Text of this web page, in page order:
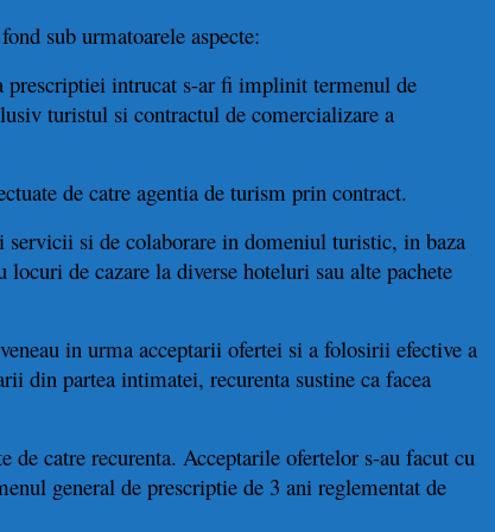
sub urmatoarele aspecte:
prescriptiei intrucat s-ar fi implinit termenul de
turistul si contractul de comercializare a
de catre agentia de turism prin contract.
si de colaborare in domeniul turistic, in baza
de cazare la diverse hoteluri sau alte pachete
in urma acceptarii ofertei si a folosirii efective a
din partea intimatei, recurenta sustine ca facea
catre recurenta. Acceptarile ofertelor s-au facut cu
general de prescriptie de 3 ani reglementat de